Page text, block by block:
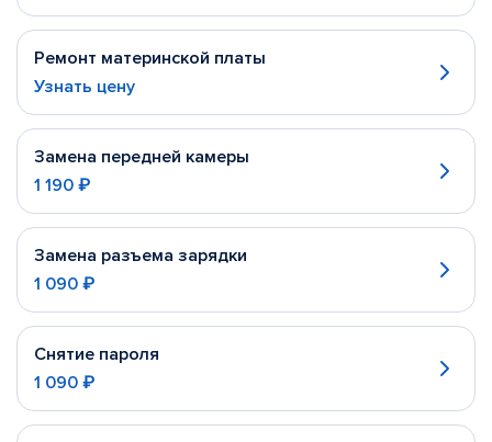
Ремонт материнской платы
Узнать цену
Замена передней камеры
1 190 ₽
Замена разъема зарядки
1 090 ₽
Снятие пароля
1 090 ₽